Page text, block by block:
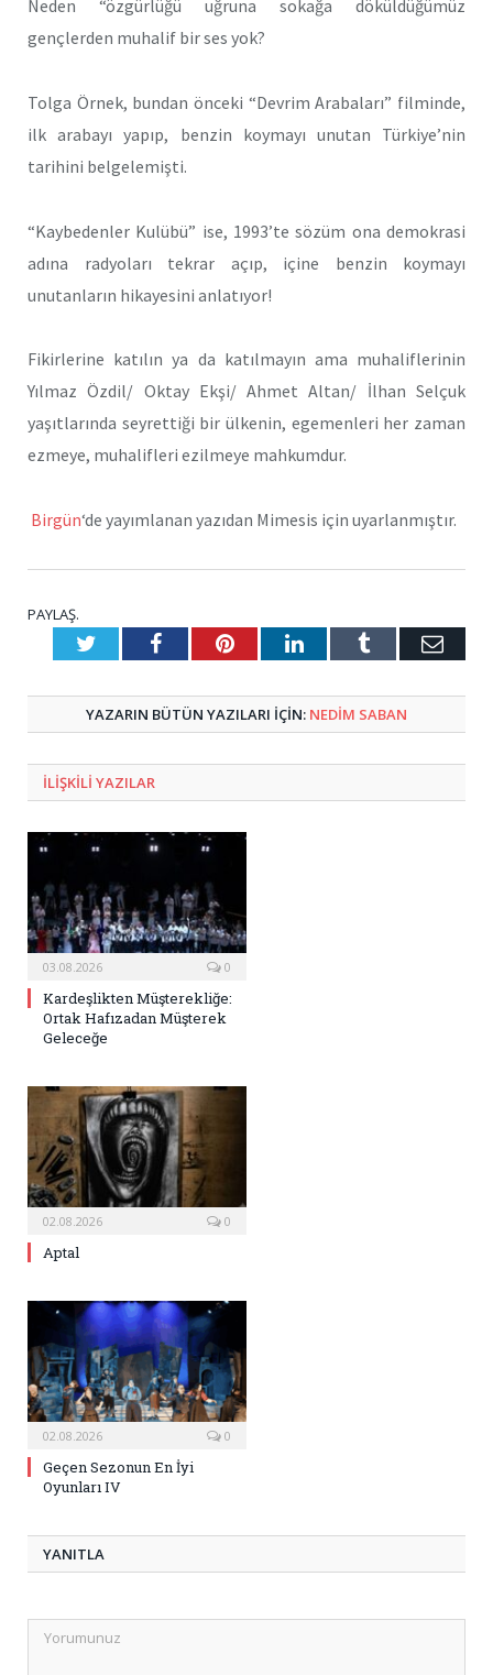
Neden “özgürlüğü uğruna sokağa döküldüğümüz
gençlerden muhalif bir ses yok?
Tolga Örnek, bundan önceki “Devrim Arabaları” filminde,
ilk arabayı yapıp, benzin koymayı unutan Türkiye’nin
tarihini belgelemişti.
“Kaybedenler Kulübü” ise, 1993’te sözüm ona demokrasi
adına radyoları tekrar açıp, içine benzin koymayı
unutanların hikayesini anlatıyor!
Fikirlerine katılın ya da katılmayın ama muhaliflerinin
Yılmaz Özdil/ Oktay Ekşi/ Ahmet Altan/ İlhan Selçuk
yaşıtlarında seyrettiği bir ülkenin, egemenleri her zaman
ezmeye, muhalifleri ezilmeye mahkumdur.
Birgün‘de yayımlanan yazıdan Mimesis için uyarlanmıştır.
PAYLAŞ.
TwitterFacebookPinterestLinkedInTumblr E-
YAZARIN BÜTÜN YAZILARI IÇIN: NEDIM SABAN
ILIŞKILI YAZILAR
03.08.2026 0
Kardeşlikten Müşterekliğe:
Ortak Hafızadan Müşterek
Geleceğe
02.08.2026 0
Aptal
02.08.2026 0
Geçen Sezonun En İyi
Oyunları IV
YANITLA